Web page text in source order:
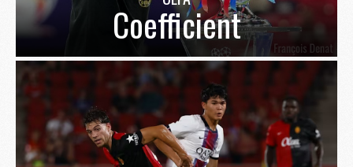
Coefficient